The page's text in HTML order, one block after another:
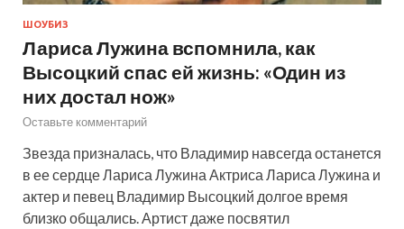
ШОУБИЗ
Лариса Лужина вспомнила, как
Высоцкий спас ей жизнь: «Один из
них достал нож»
Оставьте комментарий
Звезда призналась, что Владимир навсегда останется
в ее сердце Лариса Лужина Актриса Лариса Лужина и
актер и певец Владимир Высоцкий долгое время
близко общались. Артист даже посвятил